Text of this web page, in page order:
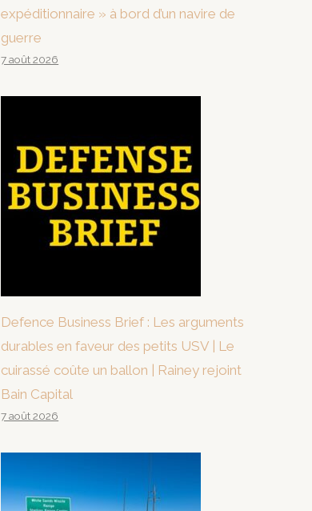
expéditionnaire » à bord d’un navire de
guerre
7 août 2026
Defence Business Brief : Les arguments
durables en faveur des petits USV | Le
cuirassé coûte un ballon | Rainey rejoint
Bain Capital
7 août 2026